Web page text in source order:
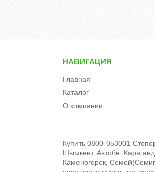
НАВИГАЦИЯ
Главная
Каталог
О компании
Купить 0800-053001
Шымкент, Актобе,
Каменогорск,